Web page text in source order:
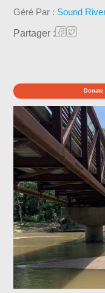
Géré Par : Sound
Partager :